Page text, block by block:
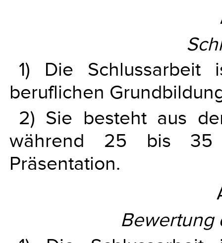
1) Die
beruflichen
2) Sie besteht aus
während 25 bis 35
Präsentation.
Bewertung